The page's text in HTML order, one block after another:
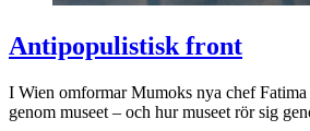
Antipopulistisk front
I Wien omformar Mumoks nya chef
genom museet – och hur museet rör sig